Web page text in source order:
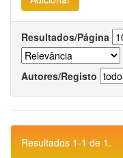
Resultados/Página
Autores/Registo
Resultados 1-1 de 1.